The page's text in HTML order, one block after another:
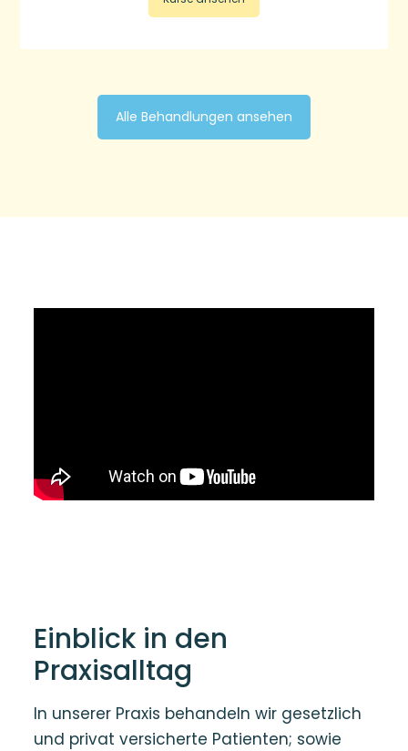
Alle Behandlungen ansehen
Einblick in den
Praxisalltag
In unserer Praxis behandeln wir gesetzlich
und privat versicherte Patienten; sowie